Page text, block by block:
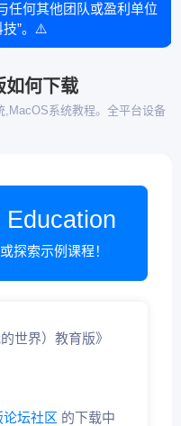
任何其他团队或盈利单位
技”。⚠️
何下载
系统教程。全平台设备
探索示例课程！
世界）教育版》
坛社区 的下载中